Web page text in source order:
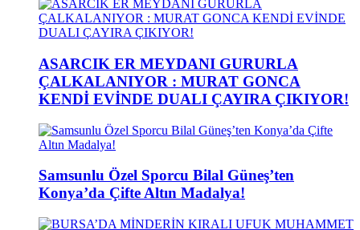
ASARCIK ER MEYDANI GURURLA
ÇALKALANIYOR : MURAT GONCA
KENDİ EVİNDE DUALI ÇAYIRA ÇIKIYOR!
Samsunlu Özel Sporcu Bilal Güneş’ten
Konya’da Çifte Altın Madalya!